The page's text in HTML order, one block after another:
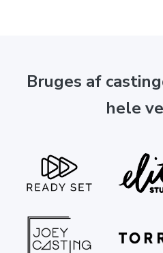
Bruges af
hele